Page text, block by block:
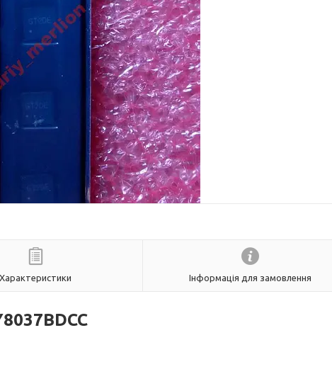
Характеристики Інформація для замовлення